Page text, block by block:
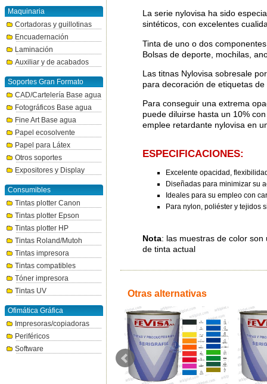
Maquinaria
Cortadoras y guillotinas
Encuadernación
Laminación
Auxiliar y de acabados
Soportes Gran Formato
CAD/Cartelería Base agua
Fotográficos Base agua
Fine Art Base agua
Papel ecosolvente
Papel para Látex
Otros soportes
Expositores y Display
Consumibles
Tintas plotter Canon
Tintas plotter Epson
Tintas plotter HP
Tintas Roland/Mutoh
Tintas impresora
Tintas compatibles
Tóner impresora
Tintas UV
Ofimática Gráfica
Impresoras/copiadoras
Periféricos
Software
La serie nylovisa ha sido
sintéticos, con excelentes
Tinta de uno o dos
Bolsas de deporte, mochilas,
Las titnas Nylovisa sobresale
para decoración de etiquetas de
Para conseguir una extrema
puede diluirse hasta un 10%
emplee retardante nylovisa en
ESPECIFICACIONES:
Excelente opacidad,
Diseñadas para minimizar su
Ideales para su empleo con
Para nylon, poliéster y tejidos
Nota: las muestras de color
de tinta actual
Otras alternativas